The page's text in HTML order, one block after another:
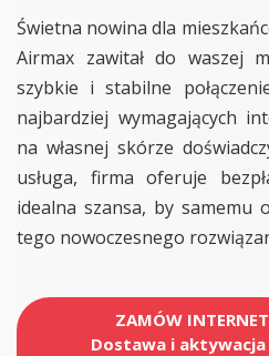
Świetna nowina dla
Airmax zawitał do waszej
szybkie i stabilne
najbardziej wymagających
na własnej skórze
usługa, firma oferuje
idealna szansa, by samemu
tego nowoczesnego
ZAMÓW
Dostawa i